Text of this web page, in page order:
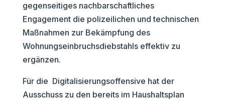
gegenseitiges nachbarschaftliches
Engagement die polizeilichen und technischen
Maßnahmen zur Bekämpfung des
Wohnungseinbruchsdiebstahls effektiv zu
ergänzen.
Für die Digitalisierungsoffensive hat der
Ausschuss zu den bereits im Haushaltsplan